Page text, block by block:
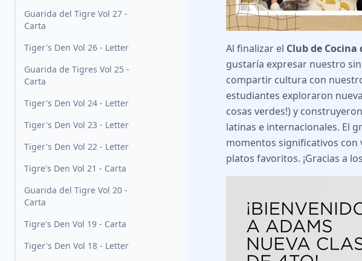
Guarida del Tigre Vol 27 -
Carta
Tiger's Den Vol 26 - Letter
Guarida de Tigres Vol 25 -
Carta
Tiger's Den Vol 24 - Letter
Tiger's Den Vol 23 - Letter
Tiger's Den Vol 22 - Letter
Tigre's Den Vol 21 - Carta
Guarida del Tigre Vol 20 -
Carta
Tigre's Den Vol 19 - Carta
Tiger's Den Vol 18 - Letter
Al finalizar el Club de Cocina
gustaría expresar nuestro
compartir cultura con
estudiantes exploraron
cosas verdes!) y
latinas e internacionales. El
momentos significativos
platos favoritos. ¡Gracias a